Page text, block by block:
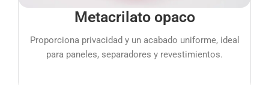
Metacrilato opaco
Proporciona privacidad y un acabado uniforme, ideal
para paneles, separadores y revestimientos.